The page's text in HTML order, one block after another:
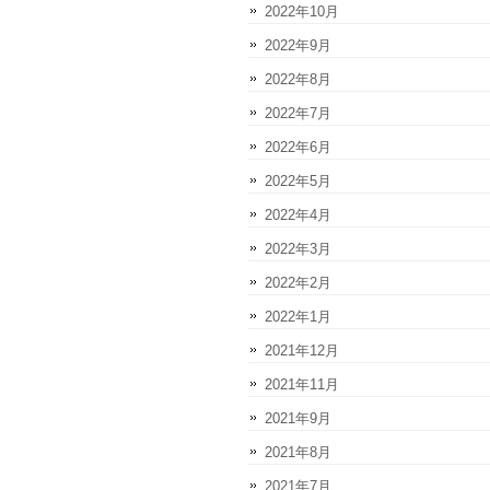
2022年10月
2022年9月
2022年8月
2022年7月
2022年6月
2022年5月
2022年4月
2022年3月
2022年2月
2022年1月
2021年12月
2021年11月
2021年9月
2021年8月
2021年7月